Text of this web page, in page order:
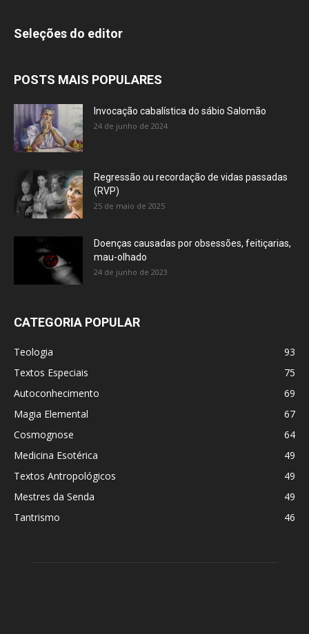
Seleções do editor
POSTS MAIS POPULARES
Invocação cabalística do sábio Salomão
24 de junho de 2024
Regressão ou recordação de vidas passadas
(RVP)
25 de maio de 2025
Doenças causadas por obsessões, feitiçarias,
mau-olhado
24 de junho de 2023
CATEGORIA POPULAR
Teologia
93
Textos Especiais
75
Autoconhecimento
69
Magia Elemental
67
Cosmognose
64
Medicina Esotérica
49
Textos Antropológicos
49
Mestres da Senda
49
Tantrismo
46